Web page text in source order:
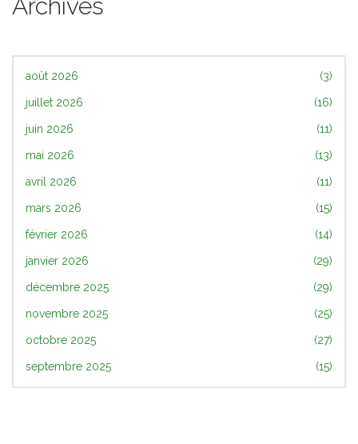
Archives
août 2026 (3)
juillet 2026 (16)
juin 2026 (11)
mai 2026 (13)
avril 2026 (11)
mars 2026 (15)
février 2026 (14)
janvier 2026 (29)
décembre 2025 (29)
novembre 2025 (25)
octobre 2025 (27)
septembre 2025 (15)